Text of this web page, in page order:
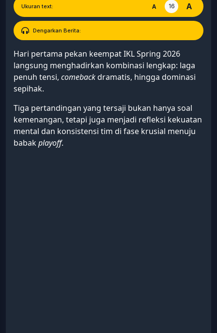
Ukuran text: A 16 A
Dengarkan Berita:
Hari pertama pekan keempat IKL Spring 2026
langsung menghadirkan kombinasi lengkap: laga
penuh tensi, comebackdramatis, hingga dominasi
sepihak.
Tiga pertandingan yang tersaji bukan hanya soal
kemenangan, tetapi juga menjadi refleksi kekuatan
mental dan konsistensi tim di fase krusial menuju
babakplayoff.